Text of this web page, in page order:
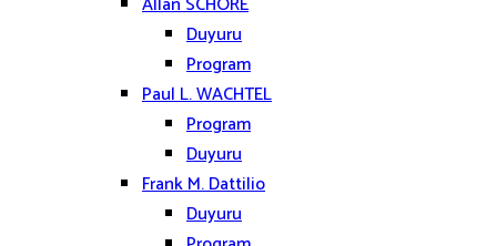
Duyuru
Program
Paul L. WACHTEL
Program
Duyuru
Frank M. Dattilio
Duyuru